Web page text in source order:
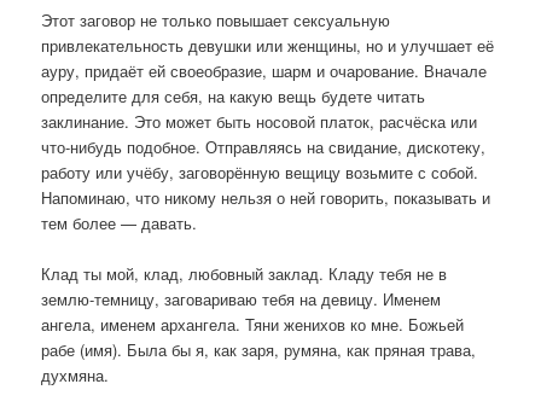
Этот заговор не только повышает сексуальную
привлекательность девушки или женщины, но и улучшает её
ауру, придаёт ей своеобразие, шарм и очарование. Вначале
определите для себя, на какую вещь будете читать
заклинание. Это может быть носовой платок, расчёска или
что-нибудь подобное. Отправляясь на свидание, дискотеку,
работу или учёбу, заговорённую вещицу возьмите с собой.
Напоминаю, что никому нельзя о ней говорить, показывать и
тем более — давать.
Клад ты мой, клад, любовный заклад. Кладу тебя не в
землю-темницу, заговариваю тебя на девицу. Именем
ангела, именем архангела. Тяни женихов ко мне. Божьей
рабе (имя). Была бы я, как заря, румяна, как пряная трава,
духмяна.